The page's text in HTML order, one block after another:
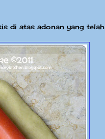
di atas adonan yang telah